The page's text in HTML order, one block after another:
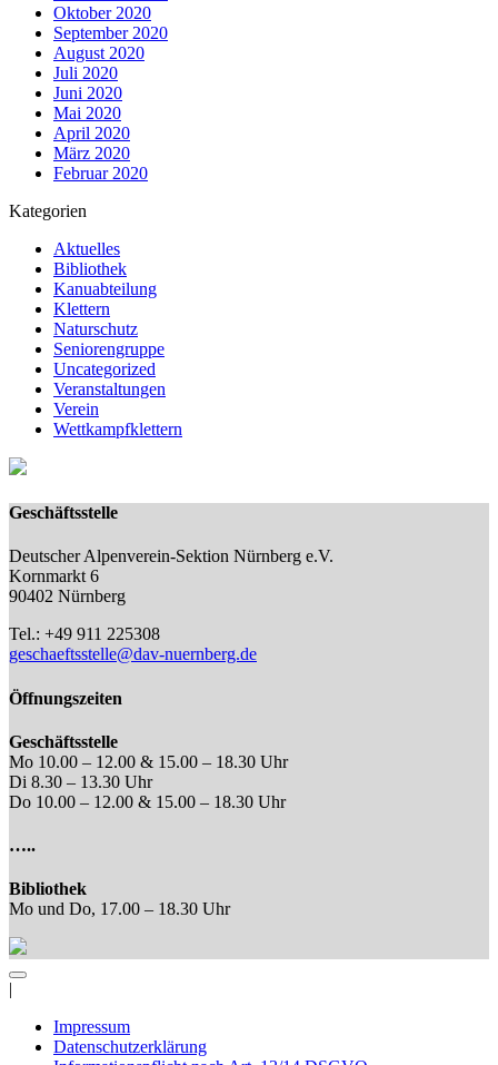
Oktober 2020
September 2020
August 2020
Juli 2020
Juni 2020
Mai 2020
April 2020
März 2020
Februar 2020
Kategorien
Aktuelles
Bibliothek
Kanuabteilung
Klettern
Naturschutz
Seniorengruppe
Uncategorized
Veranstaltungen
Verein
Wettkampfklettern
Geschäftsstelle
Deutscher Alpenverein-Sektion Nürnberg e.V.
Kornmarkt 6
90402 Nürnberg
Tel.: +49 911 225308
geschaeftsstelle@dav-nuernberg.de
Öffnungszeiten
Geschäftsstelle
Mo 10.00 – 12.00 & 15.00 – 18.30 Uhr
Di 8.30 – 13.30 Uhr
Do 10.00 – 12.00 & 15.00 – 18.30 Uhr
…..
Bibliothek
Mo und Do, 17.00 – 18.30 Uhr
Impressum
Datenschutzerklärung